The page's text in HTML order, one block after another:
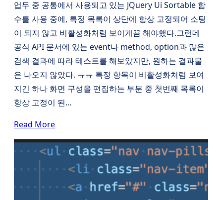
업무 중 공통에서 사용되고 있는 JQuery Ui Sortable 함
수를 사용 중에, 특정 목록이 상단에 항상 고정되어 소팅
이 되지 않고 비활성화처럼 보이게끔 해야했다.그런데
공식 API 문서에 있는 event나 method, option과 많은
검색 결과에 따라 테스트를 해보았지만, 원하는 결과물
은 나오지 않았다. ㅠㅠ 특정 항목이 비활성화처럼 보여
지긴 하나 화면 구성을 편집하는 부분 중 첫번째 목록이
항상 고정이 된…
Read More